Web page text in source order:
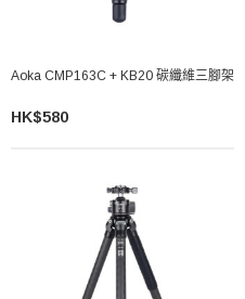
Aoka CMP163C + KB20 碳纖維三腳架
HK$580